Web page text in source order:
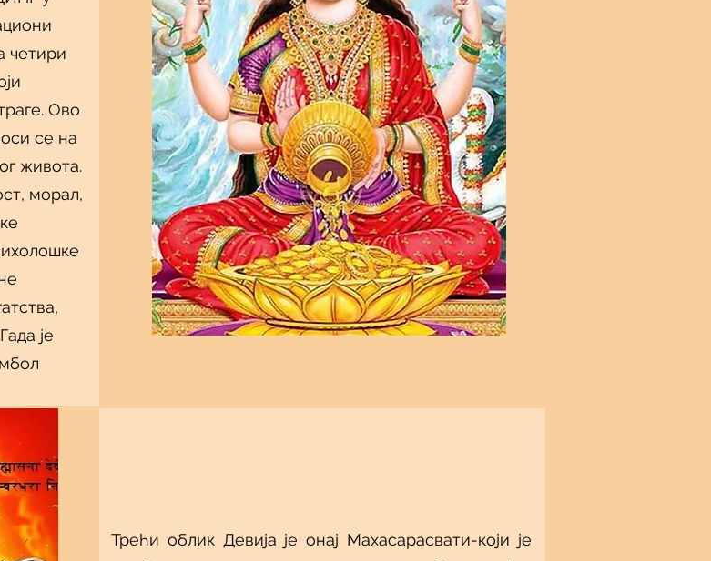
четири
Ово
се на
живота.
морал,
је
Трећи облик Девија је онај Махасарасвати-који је